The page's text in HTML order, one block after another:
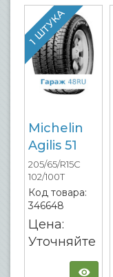
1 ШТУКА
Michelin
Agilis 51
205/65/R15C
102/100T
Код товара:
346648
Цена:
Уточняйте